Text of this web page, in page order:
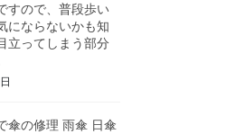
すので、普段歩い
にならないかも知
立ってしまう部分
傘の修理 雨傘 日傘